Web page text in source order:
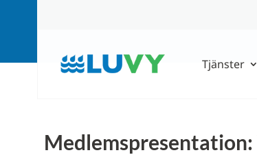
Tjänster